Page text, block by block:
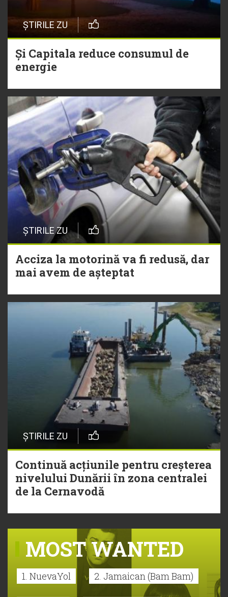
ȘTIRILE ZU
Și Capitala reduce consumul de
energie
ȘTIRILE ZU
Acciza la motorină va fi redusă, dar
mai avem de așteptat
ȘTIRILE ZU
Continuă acțiunile pentru creșterea
nivelului Dunării în zona centralei
de la Cernavodă
MOST WANTED
1. NuevaYol 2. Jamaican (Bam Bam)